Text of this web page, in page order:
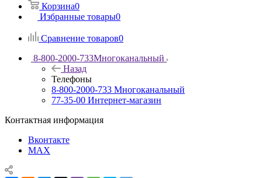
Корзина0
Избранные товары0
Сравнение товаров0
8-800-2000-733Многоканальный
Назад
Телефоны
8-800-2000-733 Многоканальный
77-35-00 Интернет-магазин
Контактная информация
Вконтакте
MAX